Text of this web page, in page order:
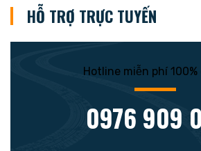
HỖ TRỢ TRỰC TUYẾN
Hotline miễn phí
0976 909